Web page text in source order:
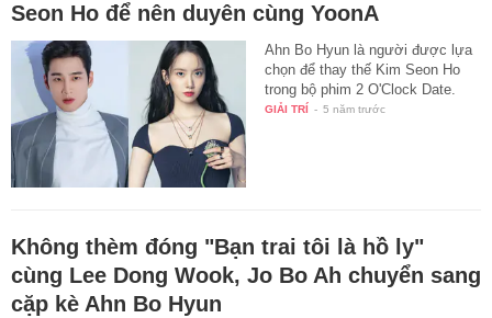
Seon Ho để nên duyên cùng YoonA
Ahn Bo Hyun là người được lựa
chọn để thay thế Kim Seon Ho
trong bộ phim 2 O'Clock Date.
GIẢI TRÍ - 5 năm trước
Không thèm đóng "Bạn trai tôi là hồ ly"
cùng Lee Dong Wook, Jo Bo Ah chuyển sang
cặp kè Ahn Bo Hyun